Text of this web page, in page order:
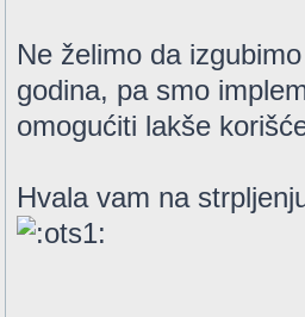
Ne želimo da
godina, pa smo
omogućiti lakše
Hvala vam na